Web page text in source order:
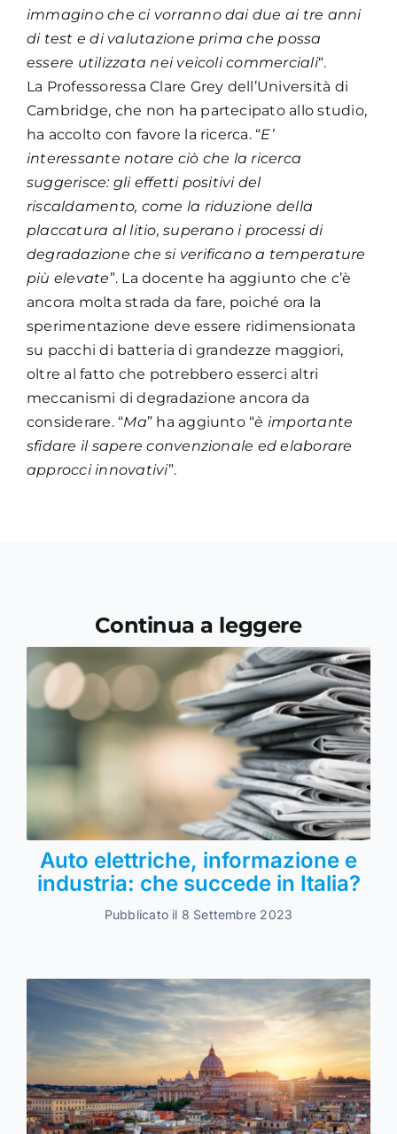
immagino che ci vorranno dai due ai tre anni
di test e di valutazione prima che possa
essere utilizzata nei veicoli commerciali“.
La Professoressa Clare Grey dell’Università di
Cambridge, che non ha partecipato allo studio,
ha accolto con favore la ricerca. “E’
interessante notare ciò che la ricerca
suggerisce: gli effetti positivi del
riscaldamento, come la riduzione della
placcatura al litio, superano i processi di
degradazione che si verificano a temperature
più elevate”. La docente ha aggiunto che c’è
ancora molta strada da fare, poiché ora la
sperimentazione deve essere ridimensionata
su pacchi di batteria di grandezze maggiori,
oltre al fatto che potrebbero esserci altri
meccanismi di degradazione ancora da
considerare. “Ma” ha aggiunto “è importante
sfidare il sapere convenzionale ed elaborare
approcci innovativi”.
Continua a leggere
Auto elettriche, informazione e
industria: che succede in Italia?
Pubblicato il 8 Settembre 2023